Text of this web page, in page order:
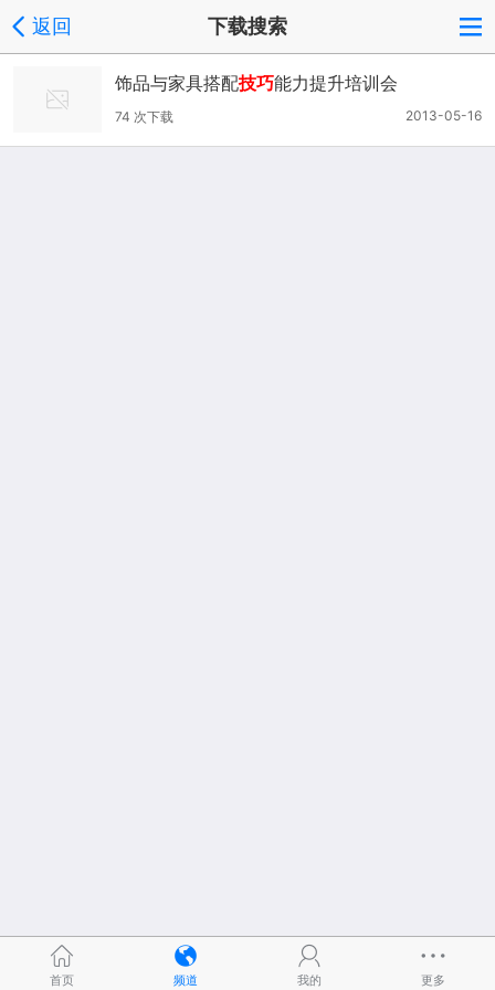
返回 下载搜索
饰品与家具搭配技巧能力提升培训会
2013-05-16
74 次下载
首页 频道 我的 更多